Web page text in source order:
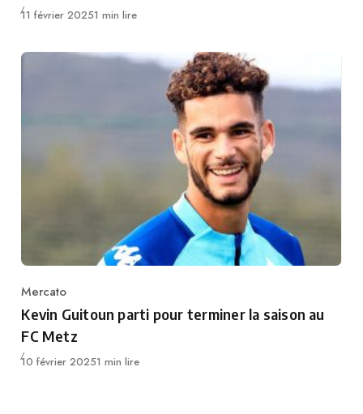
Publié
11 février 20251 min lire
Category
Mercato
Kevin Guitoun parti pour terminer la saison au
FC Metz
Publié
10 février 20251 min lire